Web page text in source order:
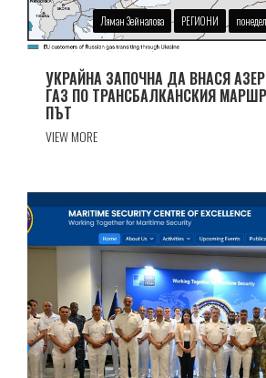
Ляман Зейналова РЕГИОНИ
УКРАЙНА ЗАПОЧНА ДА ВНАСЯ
ГАЗ ПО ТРАНСБАЛКАНСКИЯ
ПЪТ
VIEW MORE